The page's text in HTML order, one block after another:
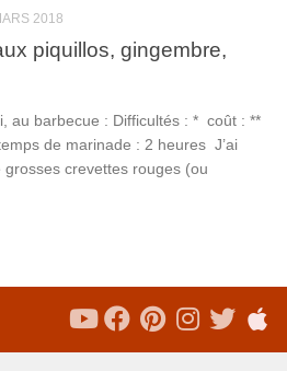
2018
piquillos, gingembre,
au barbecue : Difficultés : * coût : **
de marinade : 2 heures J’ai
crevettes rouges (ou